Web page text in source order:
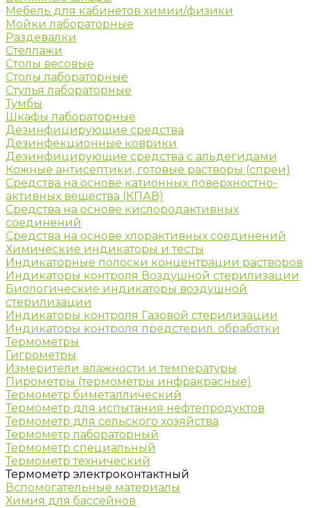
Мебель для кабинетов химии/физики
Мойки лабораторные
Раздевалки
Стеллажи
Столы весовые
Столы лабораторные
Стулья лабораторные
Тумбы
Шкафы лабораторные
Дезинфицирующие средства
Дезинфекционные коврики
Дезинфицирующие средства с альдегидами
Кожные антисептики, готовые растворы (спреи)
Средства на основе катионных поверхностно-
активных вещества (КПАВ)
Средства на основе кислородактивных
соединений
Средства на основе хлорактивных соединений
Химические индикаторы и тесты
Индикаторные полоски концентрации растворов
Индикаторы контроля Воздушной стерилизации
Биологические индикаторы воздушной
стерилизации
Индикаторы контроля Газовой стерилизации
Индикаторы контроля предстерил. обработки
Термометры
Гигрометры
Измерители влажности и температуры
Пирометры (термометры инфракрасные)
Термометр биметаллический
Термометр для испытания нефтепродуктов
Термометр для сельского хозяйства
Термометр лабораторный
Термометр специальный
Термометр технический
Термометр электроконтактный
Вспомогательные материалы
Химия для бассейнов